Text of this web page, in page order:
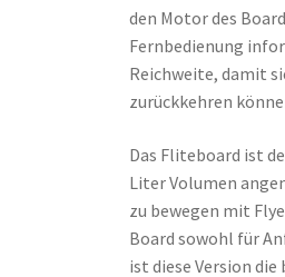
den Motor des
Fernbedienung
Reichweite, damit
zurückkehren
Das Fliteboard ist
Liter Volumen
zu bewegen mit
Board sowohl für
ist diese Version die